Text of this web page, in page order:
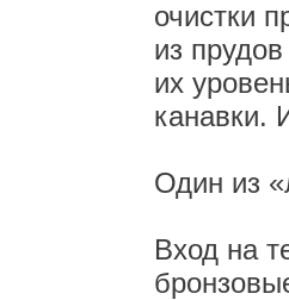
очистки
из
их
канавки.
Один из
Вход на